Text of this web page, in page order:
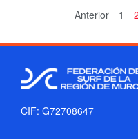
Anterior 1 2
CIF: G72708647